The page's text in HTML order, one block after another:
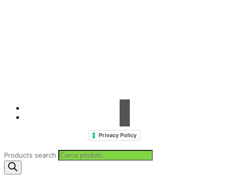
Privacy Policy
Products search